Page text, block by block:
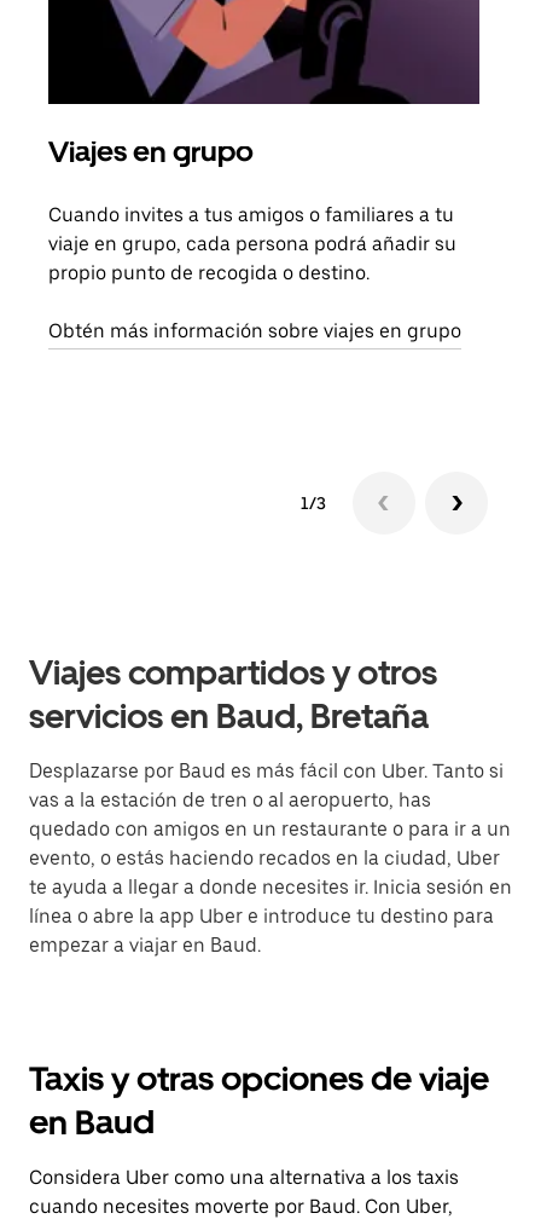
Viajes en grupo
Cuando invites a tus amigos o familiares a tu
viaje en grupo, cada persona podrá añadir su
propio punto de recogida o destino.
Obtén más información sobre viajes en grupo
1/3
Viajes compartidos y otros
servicios en Baud, Bretaña
Desplazarse por Baud es más fácil con Uber. Tanto si
vas a la estación de tren o al aeropuerto, has
quedado con amigos en un restaurante o para ir a un
evento, o estás haciendo recados en la ciudad, Uber
te ayuda a llegar a donde necesites ir. Inicia sesión en
línea o abre la app Uber e introduce tu destino para
empezar a viajar en Baud.
Taxis y otras opciones de viaje
en Baud
Considera Uber como una alternativa a los taxis
cuando necesites moverte por Baud. Con Uber,